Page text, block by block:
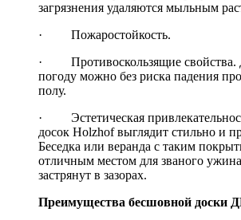
загрязнения удаляются мыльным
· Пожаростойкость.
· Противоскользящие свойства.
погоду можно без риска падения
полу.
· Эстетическая
досок Holzhof выглядит стильно и
Беседка или веранда с таким
отличным местом для званого
застрянут в зазорах.
Преимущества бесшовной доски